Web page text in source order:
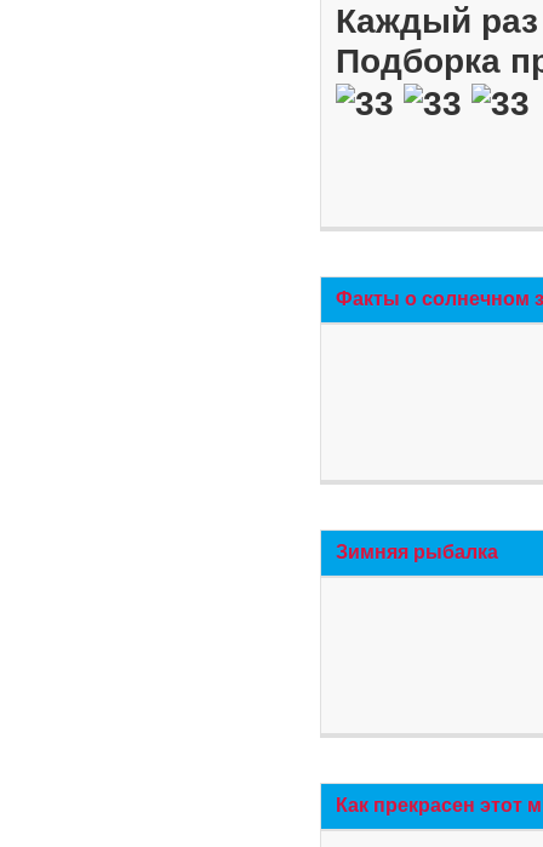
Каждый
Подборка
Факты о солнечном
Зимняя рыбалка
Как прекрасен этот